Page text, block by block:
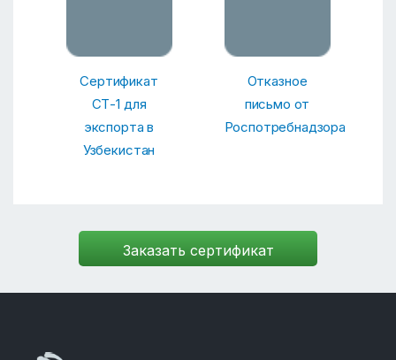
Сертификат
СТ-1 для
экспорта в
Узбекистан
Отказное
письмо от
Роспотребнадзора